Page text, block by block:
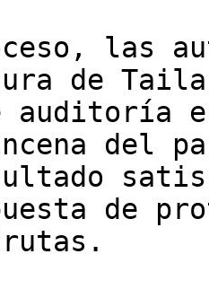
las
de
del
de